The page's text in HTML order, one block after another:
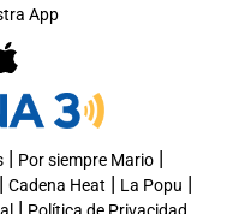
App
| Por siempre Mario|
Cadena Heat | La Popu |
|